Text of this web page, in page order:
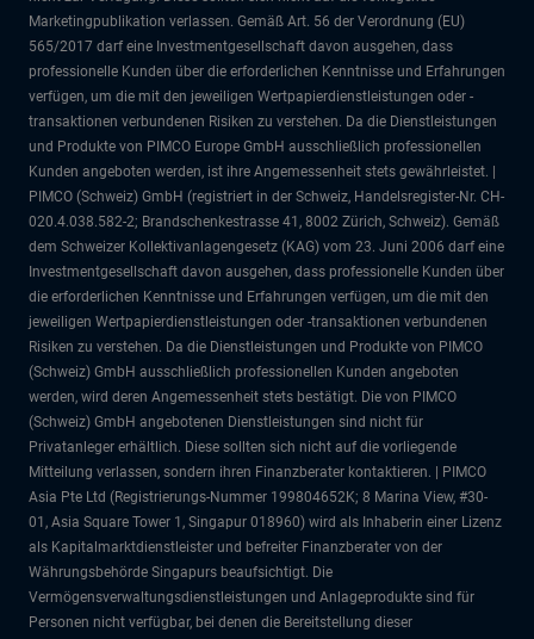
Marketingpublikation verlassen. Gemäß Art. 56 der Verordnung (EU)
565/2017 darf eine Investmentgesellschaft davon ausgehen, dass
professionelle Kunden über die erforderlichen Kenntnisse und Erfahrungen
verfügen, um die mit den jeweiligen Wertpapierdienstleistungen oder -
transaktionen verbundenen Risiken zu verstehen. Da die Dienstleistungen
und Produkte von PIMCO Europe GmbH ausschließlich professionellen
Kunden angeboten werden, ist ihre Angemessenheit stets gewährleistet. |
PIMCO (Schweiz) GmbH (registriert in der Schweiz, Handelsregister-Nr. CH-
020.4.038.582-2; Brandschenkestrasse 41, 8002 Zürich, Schweiz). Gemäß
dem Schweizer Kollektivanlagengesetz (KAG) vom 23. Juni 2006 darf eine
Investmentgesellschaft davon ausgehen, dass professionelle Kunden über
die erforderlichen Kenntnisse und Erfahrungen verfügen, um die mit den
jeweiligen Wertpapierdienstleistungen oder -transaktionen verbundenen
Risiken zu verstehen. Da die Dienstleistungen und Produkte von PIMCO
(Schweiz) GmbH ausschließlich professionellen Kunden angeboten
werden, wird deren Angemessenheit stets bestätigt. Die von PIMCO
(Schweiz) GmbH angebotenen Dienstleistungen sind nicht für
Privatanleger erhältlich. Diese sollten sich nicht auf die vorliegende
Mitteilung verlassen, sondern ihren Finanzberater kontaktieren. | PIMCO
Asia Pte Ltd (Registrierungs-Nummer 199804652K; 8 Marina View, #30-
01, Asia Square Tower 1, Singapur 018960) wird als Inhaberin einer Lizenz
als Kapitalmarktdienstleister und befreiter Finanzberater von der
Währungsbehörde Singapurs beaufsichtigt. Die
Vermögensverwaltungsdienstleistungen und Anlageprodukte sind für
Personen nicht verfügbar, bei denen die Bereitstellung dieser